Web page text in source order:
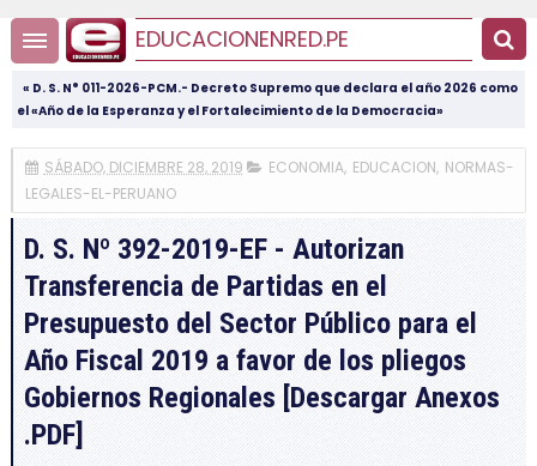
EDUCACIONENRED.PE
« D. S. N° 011-2026-PCM.- Decreto Supremo que declara el año 2026 como
el «Año de la Esperanza y el Fortalecimiento de la Democracia»
SÁBADO, DICIEMBRE 28, 2019 ECONOMIA, EDUCACION, NORMAS-
LEGALES-EL-PERUANO
D. S. Nº 392-2019-EF - Autorizan
Transferencia de Partidas en el
Presupuesto del Sector Público para el
Año Fiscal 2019 a favor de los pliegos
Gobiernos Regionales [Descargar Anexos
.PDF]